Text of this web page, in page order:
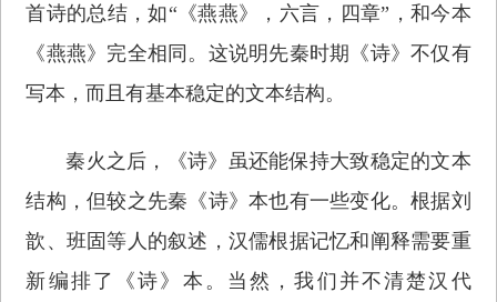
首诗的总结，如“《燕燕》，六言，四章”，和今本
《燕燕》完全相同。这说明先秦时期《诗》不仅有
写本，而且有基本稳定的文本结构。
秦火之后，《诗》虽还能保持大致稳定的文本
结构，但较之先秦《诗》本也有一些变化。根据刘
歆、班固等人的叙述，汉儒根据记忆和阐释需要重
新编排了《诗》本。当然，我们并不清楚汉代